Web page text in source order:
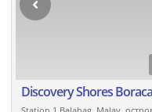
Discovery Shores
Station 1 Balabag, Malay,